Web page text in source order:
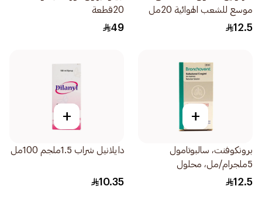
موسع للشعب الهوائية 20مل
12.5
20قطعة
49
+
برونكوفنت، سالبوتامول
5ملجرام/مل، محلول
للاستنشاق - 20مل
12.5
+
دايلانيل شراب 1.5ملجم 100مل
10.35